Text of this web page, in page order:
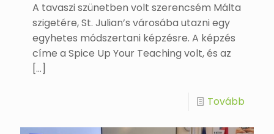
A tavaszi szünetben volt szerencsém Málta
szigetére, St. Julian’s városába utazni egy
egyhetes módszertani képzésre. A képzés
címe a Spice Up Your Teaching volt, és az
[…]
Tovább